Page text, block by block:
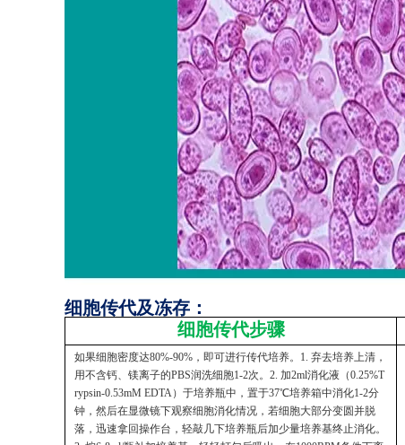
细胞传代及冻存：
细胞传代步骤
如果细胞密度达80%-90%，即可进行传代培养。1. 弃去培养上清，
用不含钙、镁离子的PBS润洗细胞1-2次。2. 加2ml消化液（0.25%T
rypsin-0.53mM EDTA）于培养瓶中，置于37℃培养箱中消化1-2分
钟，然后在显微镜下观察细胞消化情况，若细胞大部分变圆并脱
落，迅速拿回操作台，轻敲几下培养瓶后加少量培养基终止消化。